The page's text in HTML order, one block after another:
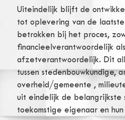
Uiteindelijk blijft de
tot oplevering van de
betrokken bij het proces,
financieelverantwoordelijk als
afzetverantwoordelijk. Dit
tussen stedenbouwkundige,
overheid/gemeente ,
uit eindelijk de belangrijkste
toekomstige eigenaar en